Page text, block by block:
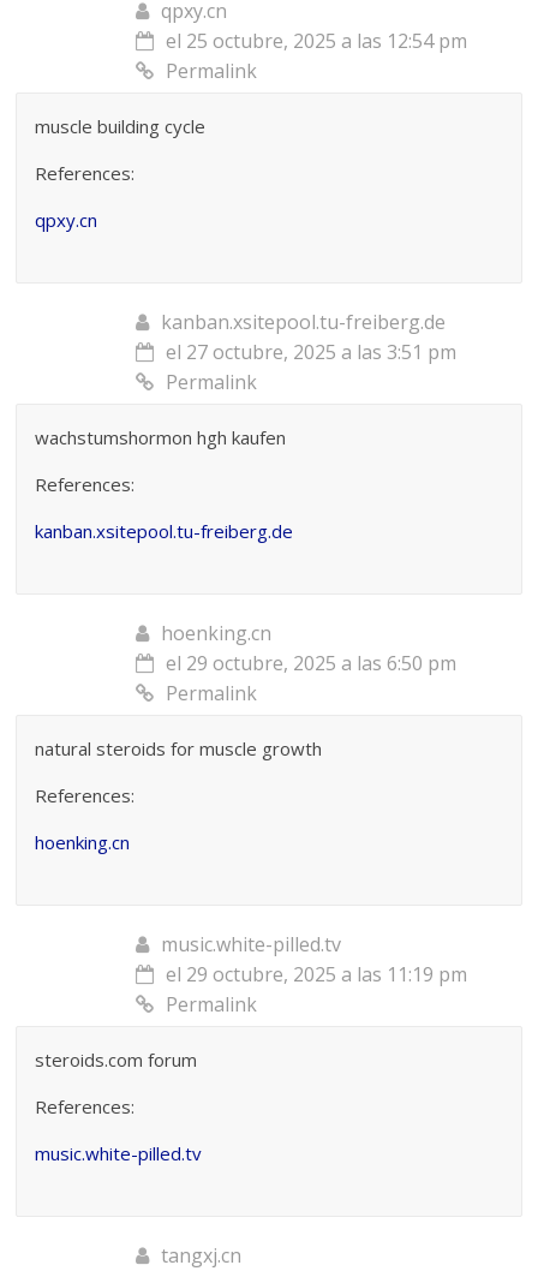
qpxy.cn
el 25 octubre, 2025 a las 12:54 pm
Permalink
muscle building cycle
References:
qpxy.cn
kanban.xsitepool.tu-freiberg.de
el 27 octubre, 2025 a las 3:51 pm
Permalink
wachstumshormon hgh kaufen
References:
kanban.xsitepool.tu-freiberg.de
hoenking.cn
el 29 octubre, 2025 a las 6:50 pm
Permalink
natural steroids for muscle growth
References:
hoenking.cn
music.white-pilled.tv
el 29 octubre, 2025 a las 11:19 pm
Permalink
steroids.com forum
References:
music.white-pilled.tv
tangxj.cn